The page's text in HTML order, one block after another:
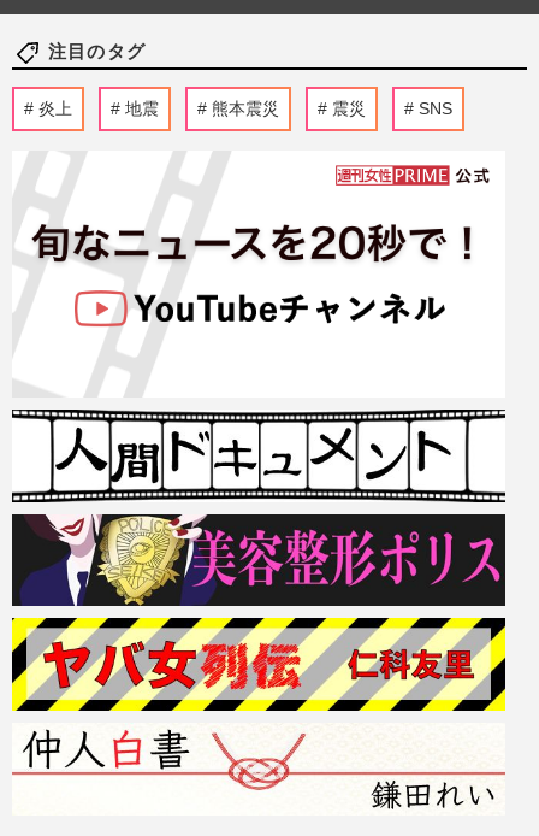
注目のタグ
炎上 地震 熊本震災 震災 SNS